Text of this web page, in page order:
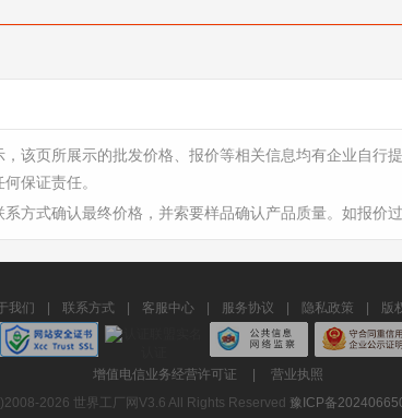
，该页所展示的批发价格、报价等相关信息均有企业自行
保证责任。
方式确认最终价格，并索要样品确认产品质量。如报价
我们 联系方式 客服中心 服务协议 隐私政策 版
增值电信业务经营许可证
营业执照
2026 世界工厂网V3.6 All Rights Reserved 豫ICP备